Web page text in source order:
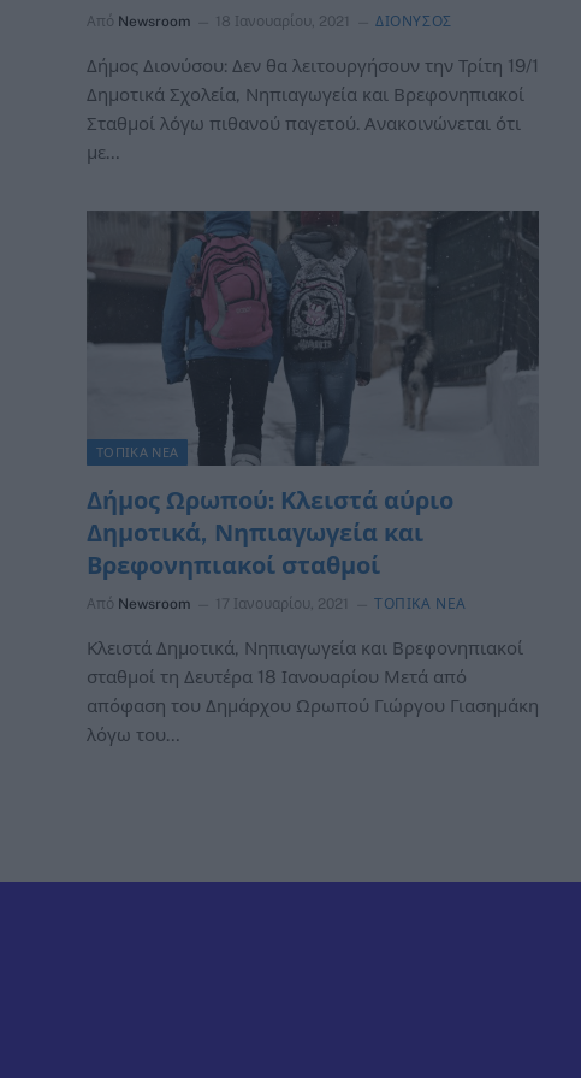
Από Newsroom 18 Ιανουαρίου, 2021 ΔΙΟΝΥΣΟΣ
Δήμος Διονύσου: Δεν θα λειτουργήσουν την Τρίτη 19/1
Δημοτικά Σχολεία, Νηπιαγωγεία και Βρεφονηπιακοί
Σταθμοί λόγω πιθανού παγετού. Ανακοινώνεται ότι
με…
ΤΟΠΙΚΑ ΝΕΑ
Δήμος Ωρωπού: Κλειστά αύριο
Δημοτικά, Νηπιαγωγεία και
Βρεφονηπιακοί σταθμοί
Από Newsroom 17 Ιανουαρίου, 2021 ΤΟΠΙΚΑ ΝΕΑ
Κλειστά Δημοτικά, Νηπιαγωγεία και Βρεφονηπιακοί
σταθμοί τη Δευτέρα 18 Ιανουαρίου Μετά από
απόφαση του Δημάρχου Ωρωπού Γιώργου Γιασημάκη
λόγω του…